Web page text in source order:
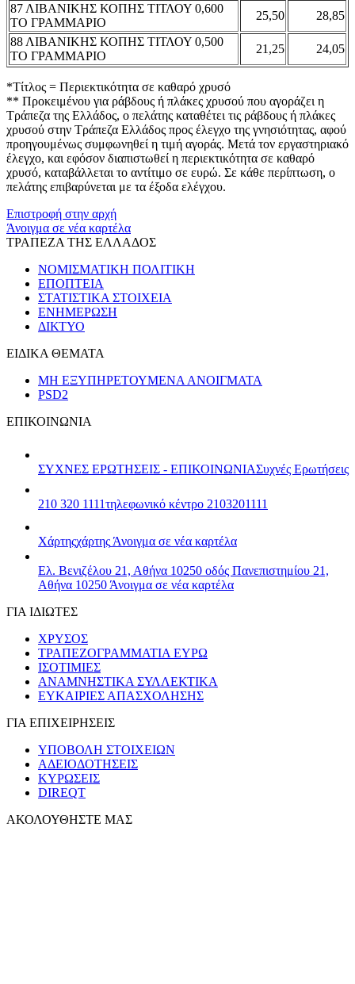
87 ΛΙΒΑΝΙΚΗΣ ΚΟΠΗΣ ΤΙΤΛΟΥ 0,600
ΤΟ ΓΡΑΜΜΑΡΙΟ
25,50
28,85
88 ΛΙΒΑΝΙΚΗΣ ΚΟΠΗΣ ΤΙΤΛΟΥ 0,500
ΤΟ ΓΡΑΜΜΑΡΙΟ
21,25 24,05
*Τίτλος = Περιεκτικότητα σε καθαρό χρυσό
** Προκειμένου για ράβδους ή πλάκες χρυσού που αγοράζει η
Τράπεζα της Ελλάδος, ο πελάτης καταθέτει τις ράβδους ή πλάκες
χρυσού στην Τράπεζα Ελλάδος προς έλεγχο της γνησιότητας, αφού
προηγουμένως συμφωνηθεί η τιμή αγοράς. Μετά τον εργαστηριακό
έλεγχο, και εφόσον διαπιστωθεί η περιεκτικότητα σε καθαρό
χρυσό, καταβάλλεται το αντίτιμο σε ευρώ. Σε κάθε περίπτωση, ο
πελάτης επιβαρύνεται με τα έξοδα ελέγχου.
Επιστροφή στην αρχή
Άνοιγμα σε νέα καρτέλα
ΤΡΑΠΕΖΑ ΤΗΣ ΕΛΛΑΔΟΣ
ΝΟΜΙΣΜΑΤΙΚΗ ΠΟΛΙΤΙΚΗ
ΕΠΟΠΤΕΙΑ
ΣΤΑΤΙΣΤΙΚΑ ΣΤΟΙΧΕΙΑ
ΕΝΗΜΕΡΩΣΗ
ΔΙΚΤΥΟ
ΕΙΔΙΚΑ ΘΕΜΑΤΑ
ΜΗ ΕΞΥΠΗΡΕΤΟΥΜΕΝΑ ΑΝΟΙΓΜΑΤΑ
PSD2
ΕΠΙΚΟΙΝΩΝΙΑ
ΣΥΧΝΕΣ ΕΡΩΤΗΣΕΙΣ - ΕΠΙΚΟΙΝΩΝΙΑΣυχνές Ερωτήσεις
210 320 1111τηλεφωνικό κέντρο 2103201111
Χάρτηςχάρτης Άνοιγμα σε νέα καρτέλα
Ελ. Βενιζέλου 21, Αθήνα 10250 οδός Πανεπιστημίου 21,
Αθήνα 10250 Άνοιγμα σε νέα καρτέλα
ΓΙΑ ΙΔΙΩΤΕΣ
ΧΡΥΣΟΣ
ΤΡΑΠΕΖΟΓΡΑΜΜΑΤΙΑ ΕΥΡΩ
ΙΣΟΤΙΜΙΕΣ
ΑΝΑΜΝΗΣΤΙΚΑ ΣΥΛΛΕΚΤΙΚΑ
ΕΥΚΑΙΡΙΕΣ ΑΠΑΣΧΟΛΗΣΗΣ
ΓΙΑ ΕΠΙΧΕΙΡΗΣΕΙΣ
ΥΠΟΒΟΛΗ ΣΤΟΙΧΕΙΩΝ
ΑΔΕΙΟΔΟΤΗΣΕΙΣ
ΚΥΡΩΣΕΙΣ
DIREQT
ΑΚΟΛΟΥΘΗΣΤΕ ΜΑΣ